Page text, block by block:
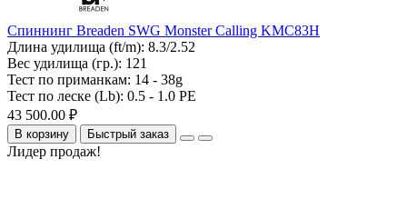
Спиннинг Breaden SWG Monster Calling KMC83H
Длина удилища (ft/m): 8.3/2.52
Вес удилища (гр.): 121
Тест по приманкам: 14 - 38g
Тест по леске (Lb): 0.5 - 1.0 PE
43 500.00 ₽
В корзину Быстрый заказ
Лидер продаж!